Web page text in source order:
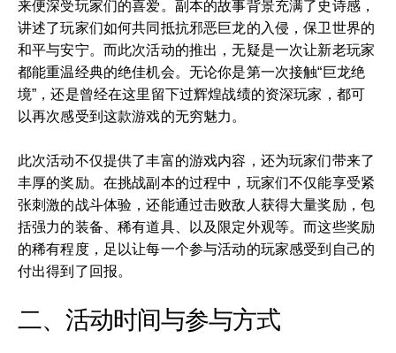
来便深受玩家们的喜爱。副本的故事背景充满了史诗感，
讲述了玩家们如何共同抵抗邪恶巨龙的入侵，保卫世界的
和平与安宁。而此次活动的推出，无疑是一次让新老玩家
都能重温经典的绝佳机会。无论你是第一次接触“巨龙绝
境”，还是曾经在这里留下过辉煌战绩的资深玩家，都可
以再次感受到这款游戏的无穷魅力。
此次活动不仅提供了丰富的游戏内容，还为玩家们带来了
丰厚的奖励。在挑战副本的过程中，玩家们不仅能享受紧
张刺激的战斗体验，还能通过击败敌人获得大量奖励，包
括强力的装备、稀有道具、以及限定外观等。而这些奖励
的稀有程度，足以让每一个参与活动的玩家感受到自己的
付出得到了回报。
二、活动时间与参与方式